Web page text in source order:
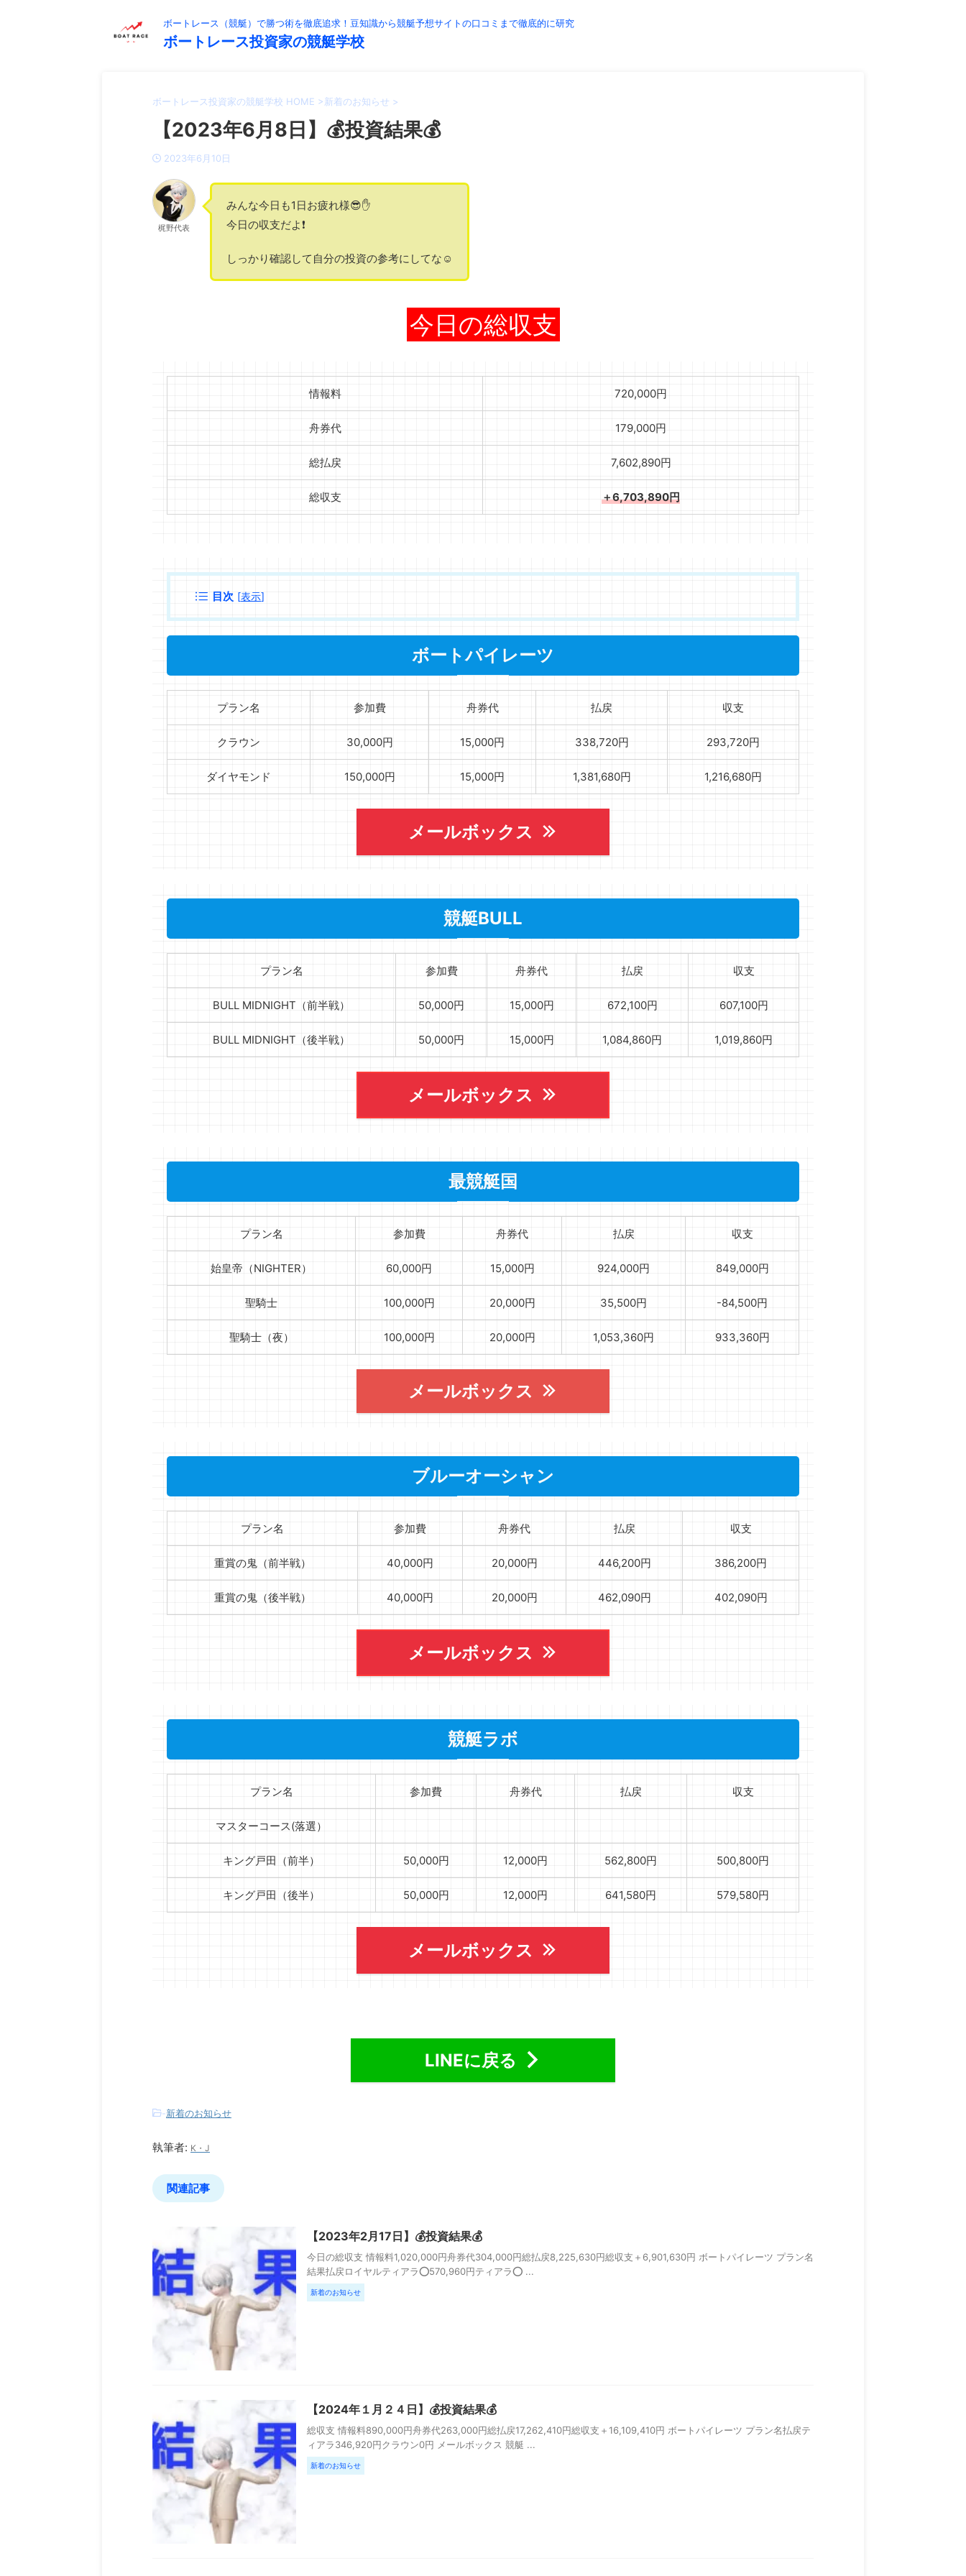
ボートレース（競艇）で勝つ術を徹底追求！豆知識から競艇予想サイトの口コミまで徹底的に研究
ボートレース投資家の競艇学校
ボートレース投資家の競艇学校 HOME >新着のお知らせ >
【2023年6月8日】💰投資結果💰
2023年6月10日
梶野代表
みんな今日も1日お疲れ様😎✋
今日の収支だよ❗️
しっかり確認して自分の投資の参考にしてな☺️
今日の総収支
情報料 720,000円
舟券代 179,000円
総払戻 7,602,890円
総収支 ＋6,703,890円
目次 [表示]
ボートパイレーツ
プラン名 参加費 舟券代 払戻 収支
クラウン 30,000円 15,000円 338,720円 293,720円
ダイヤモンド 150,000円 15,000円 1,381,680円 1,216,680円
メールボックス
競艇BULL
プラン名 参加費 舟券代 払戻 収支
BULL MIDNIGHT（前半戦） 50,000円 15,000円 672,100円 607,100円
BULL MIDNIGHT（後半戦） 50,000円 15,000円 1,084,860円 1,019,860円
メールボックス
最競艇国
プラン名 参加費 舟券代 払戻 収支
始皇帝（NIGHTER） 60,000円 15,000円 924,000円 849,000円
聖騎士 100,000円 20,000円 35,500円 -84,500円
聖騎士（夜） 100,000円 20,000円 1,053,360円 933,360円
メールボックス
ブルーオーシャン
プラン名 参加費 舟券代 払戻 収支
重賞の鬼（前半戦） 40,000円 20,000円 446,200円 386,200円
重賞の鬼（後半戦） 40,000円 20,000円 462,090円 402,090円
メールボックス
競艇ラボ
プラン名 参加費 舟券代 払戻 収支
マスターコース(落選）
キング戸田（前半） 50,000円 12,000円 562,800円 500,800円
キング戸田（後半） 50,000円 12,000円 641,580円 579,580円
メールボックス
LINEに戻る
-新着のお知らせ
執筆者: K・J
関連記事
【2023年2月17日】💰投資結果💰
今日の総収支 情報料1,020,000円舟券代304,000円総払戻8,225,630円総収支＋6,901,630円 ボートパイレーツ プラン名
結果払戻ロイヤルティアラ⭕️570,960円ティアラ⭕️ ...
新着のお知らせ
【2024年１月２４日】💰投資結果💰
総収支 情報料890,000円舟券代263,000円総払戻17,262,410円総収支＋16,109,410円 ボートパイレーツ プラン名払戻テ
ィアラ346,920円クラウン0円 メールボックス 競艇 ...
新着のお知らせ